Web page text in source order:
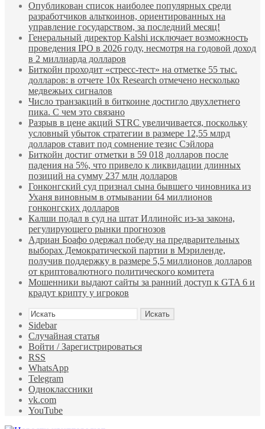
Опубликован список наиболее популярных среди
разработчиков альткоинов, ориентированных на
управление государством, за последний месяц!
Генеральный директор Kalshi исключает возможность
проведения IPO в 2026 году, несмотря на годовой доход
в 2 миллиарда долларов
Биткойн проходит «стресс-тест» на отметке 55 тыс.
долларов: в отчете 10x Research отмечено несколько
медвежьих сигналов
Число транзакций в биткоине достигло двухлетнего
пика. С чем это связано
Разрыв в цене акций STRC увеличивается, поскольку
условный убыток стратегии в размере 12,55 млрд
долларов ставит под сомнение тезис Сэйлора
Биткойн достиг отметки в 59 018 долларов после
падения на 5%, что привело к ликвидации длинных
позиций на сумму 237 млн долларов
Гонконгский суд признал сына бывшего чиновника из
Уханя виновным в отмывании 64 миллионов
гонконгских долларов
Калши подал в суд на штат Иллинойс из-за закона,
регулирующего рынки прогнозов
Адриан Боафо одержал победу на предварительных
выборах Демократической партии в Мэриленде,
получив поддержку в размере 5,5 миллионов долларов
от криптовалютного политического комитета
Мошенники выдают сайты за ранний доступ к GTA 6 и
крадут крипту у игроков
Искать
Sidebar
Случайная статья
Войти / Зарегистрироваться
RSS
WhatsApp
Telegram
Одноклассники
vk.com
YouTube